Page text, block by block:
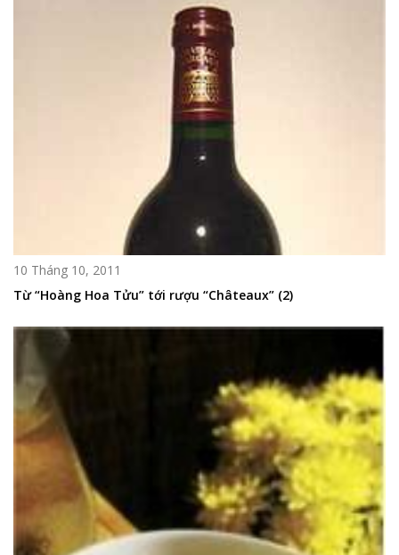
10 Tháng 10, 2011
Từ “Hoàng Hoa Tửu” tới rượu “Châteaux” (2)